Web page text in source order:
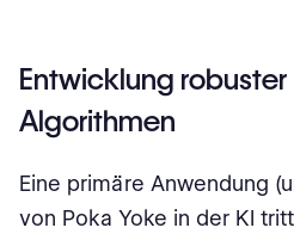
Entwicklung
Algorithmen
Eine primäre Anwendung
von Poka Yoke in der KI